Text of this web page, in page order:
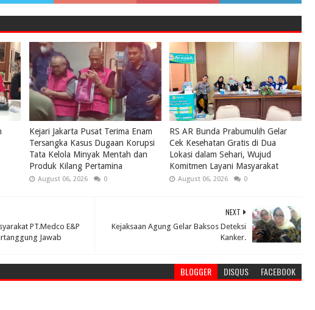
Kejari Jakarta Pusat Terima Enam
Tersangka Kasus Dugaan Korupsi
Tata Kelola Minyak Mentah dan
Produk Kilang Pertamina
August 06, 2026 0
RS AR Bunda Prabumulih Gelar
Cek Kesehatan Gratis di Dua
Lokasi dalam Sehari, Wujud
Komitmen Layani Masyarakat
August 06, 2026 0
NEXT
Kejaksaan Agung Gelar Baksos Deteksi
Kanker.
PT.Medco E&P
Jawab
BLOGGER DISQUS FACEBOOK